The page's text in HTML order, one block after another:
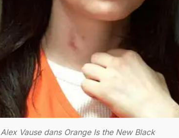
Alex Vause dans Orange Is the New Black